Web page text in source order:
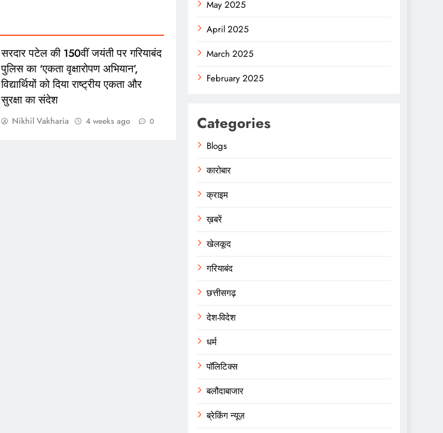
सरदार पटेल की 150वीं जयंती पर गरियाबंद
पुलिस का ‘एकता वृक्षारोपण अभियान’,
विद्यार्थियों को दिया राष्ट्रीय एकता और
सुरक्षा का संदेश
Nikhil Vakharia 4 weeks ago 0
May 2025
April 2025
March 2025
February 2025
Categories
Blogs
कारोबार
क्राइम
ख़बरें
खेलकूद
गरियाबंद
छत्तीसगढ़
देश-विदेश
धर्म
पॉलिटिक्स
बलौदाबाजार
ब्रेकिंग न्यूज़